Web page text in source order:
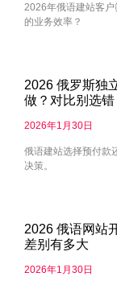
2026年俄语建站客
的业务效率？
2026 俄罗斯独
做？对比别选错
2026年1月30日
俄语建站选择预付款
决策。
2026 俄语网站
差别有多大
2026年1月30日